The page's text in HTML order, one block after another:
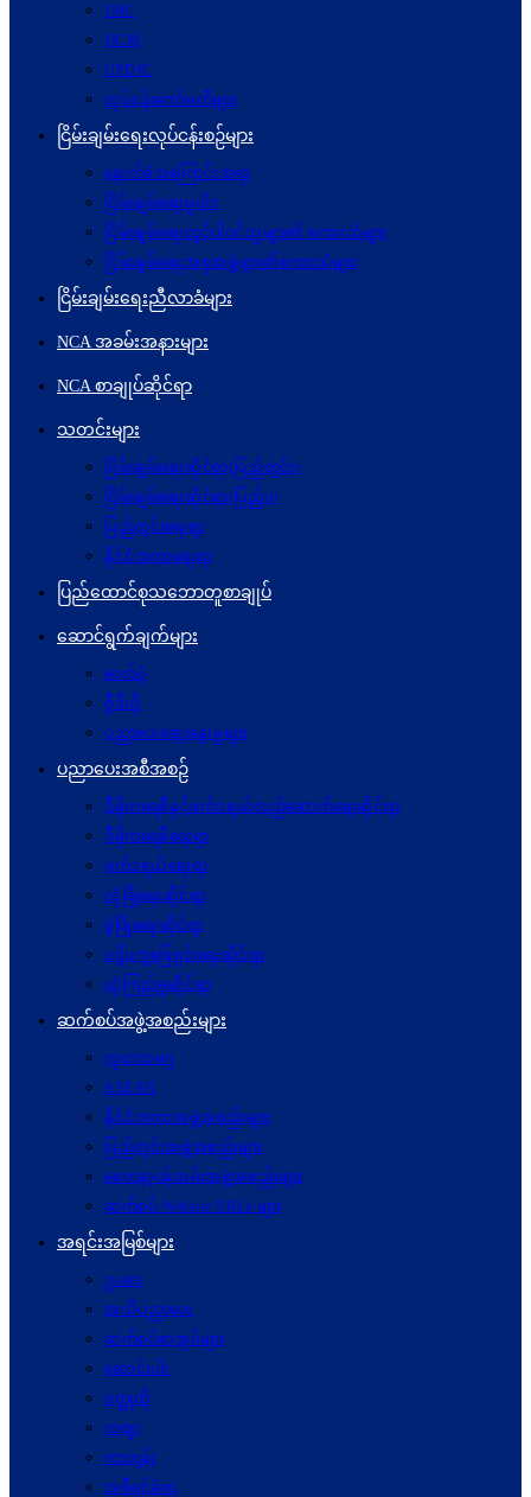
JMC
JICM
UPDJC
လုပ်ငန်းကော်မတီများ
ငြိမ်းချမ်းရေးလုပ်ငန်းစဉ်များ
နောက်ခံအကြောင်းအရာ
ငြိမ်းချမ်းရေးမူဝါဒ
ငြိမ်းချမ်းရေးတွင်ပါဝင်သူများ၏ စကားသံများ
ငြိမ်းချမ်းရေးအစုအဖွဲ့များ၏စကားသံများ
ငြိမ်းချမ်းရေးညီလာခံများ
NCA အခမ်းအနားများ
NCA စာချုပ်ဆိုင်ရာ
သတင်းများ
ငြိမ်းချမ်းရေးဆိုင်ရာ(ပြည်တွင်း)
ငြိမ်းချမ်းရေးဆိုင်ရာ(ပြည်ပ)
ပြည်တွင်းရေးရာ
နိုင်ငံတကာရေးရာ
ပြည်ထောင်စုသဘောတူစာချုပ်
ဆောင်ရွက်ချက်များ
ဓာတ်ပုံ
ဗွီဒီယို
ပညာပေးဆွေးနွေးမှုများ
ပညာပေးအစီအစဉ်
ဒီမိုကရေစီနှင့်ဖက်ဒရယ်တည်ဆောက်ရေးဆိုင်ရာ
ဒီမိုကရေစီရေးရာ
ဖက်ဒရယ်ရေးရာ
လုံခြုံရေးဆိုင်ရာ
ဖွံဖြိုးရေးဆိုင်ရာ
ပဋိပက္ခ‌ဖြေရှင်းရေးဆိုင်ရာ
ယုံကြည်မှုဆိုင်ရာ
ဆက်စပ်အဖွဲ့အစည်းများ
ကုလသမဂ္ဂ
ASEAN
နိုင်ငံတကာအဖွဲ့အစည်းများ
ပြည်တွင်းအဖွဲ့အစည်းများ
စေတနာ့ဝန်ထမ်းအဖွဲ့အစည်းများ
ဆက်စပ် Website URLs များ
အရင်းအမြစ်များ
ဥပဒေ
အသိပညာပေး
ဆက်စပ်စာအုပ်များ
ဆောင်းပါး
ဝတ္ထုတို
ကဗျာ
ကာတွန်း
အစီရင်ခံစာ